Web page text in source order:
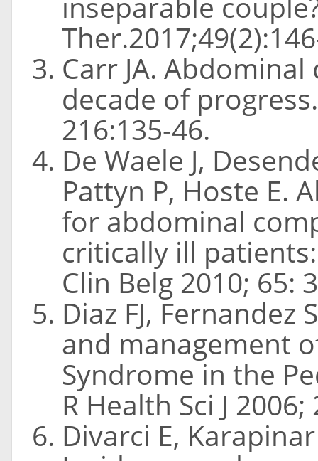
Carr JA.
decade of
216:135-46.
De Waele J,
Pattyn P, Hoste E.
for abdominal
critically ill
Clin Belg 2010; 65:
Diaz FJ,
and management
Syndrome in the
R Health Sci J
Divarci E,